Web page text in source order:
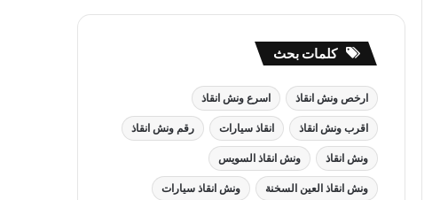
كلمات بحث
ارخص ونش انقاذ اسرع ونش انقاذ
اقرب ونش انقاذ انقاذ سيارات رقم ونش انقاذ
ونش انقاذ ونش انقاذ السويس
ونش انقاذ العين السخنة ونش انقاذ سيارات